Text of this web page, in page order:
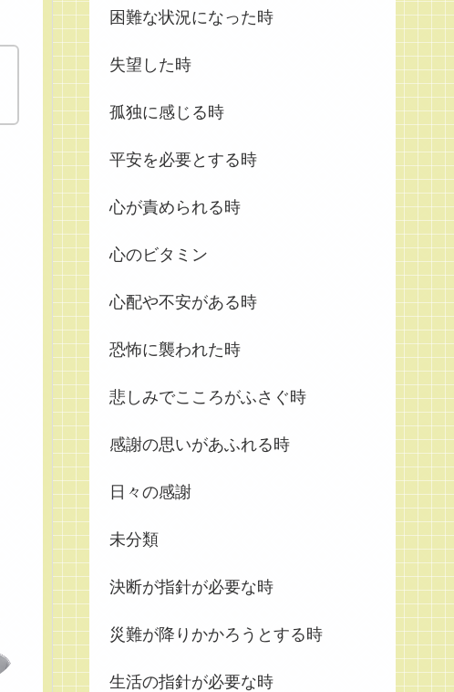
困難な状況になった時
失望した時
孤独に感じる時
平安を必要とする時
心が責められる時
心のビタミン
心配や不安がある時
恐怖に襲われた時
悲しみでこころがふさぐ時
感謝の思いがあふれる時
日々の感謝
未分類
決断が指針が必要な時
災難が降りかかろうとする時
生活の指針が必要な時